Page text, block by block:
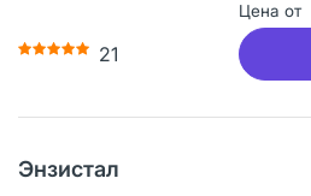
21
Цена от
Энзистал